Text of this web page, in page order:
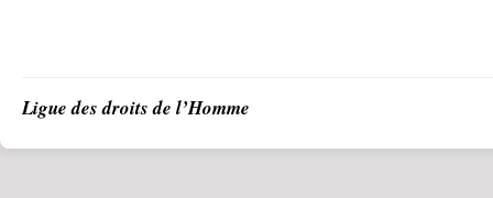
Ligue des droits de l’Homme